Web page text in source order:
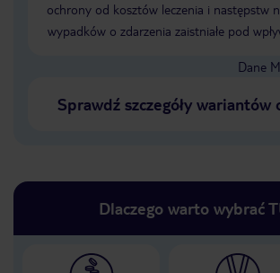
ochrony od kosztów leczenia i następstw
wypadków o zdarzenia zaistniałe pod
Dane
Sprawdź szczegóły wariantów
Dlaczego warto wybrać